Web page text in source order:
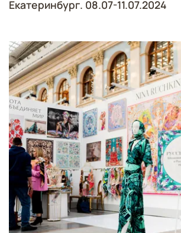
Екатеринбург. 08.07-11.07.2024